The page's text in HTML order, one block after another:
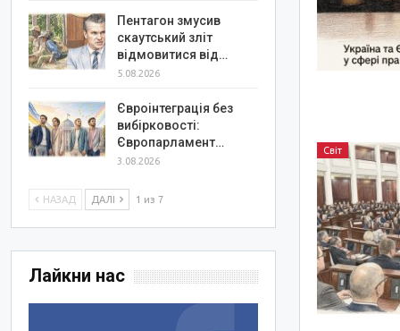
Світ
Пентагон змусив
скаутський зліт
відмовитися від…
5.08.2026
Євроінтеграція без
вибірковості:
Європарламент…
3.08.2026
НАЗАД ДАЛІ 1 из 7
Лайкни нас